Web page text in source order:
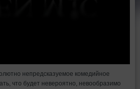
непредсказуемое комедийное
что будет невероятно, невообразимо